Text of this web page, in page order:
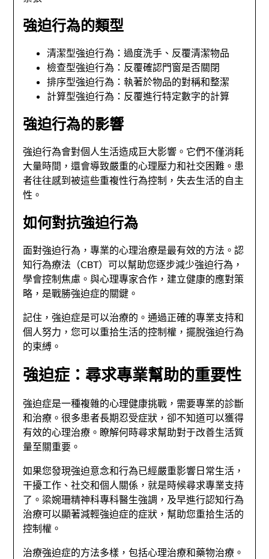
強迫行為的類型
清潔型強迫行為：過度洗手、反覆清潔物品
檢查型強迫行為：反覆確認門窗是否關閉
排序型強迫行為：執著於物品的對稱和整潔
計算型強迫行為：反覆進行特定數字的計算
強迫行為的影響
強迫行為會對個人生活造成巨大影響。它們不僅消耗
大量時間，還會導致嚴重的心理壓力和社交困難。患
者往往感到被這些重複性行為控制，失去生活的自主
性。
如何對抗強迫行為
面對強迫行為，專業的心理治療是最有效的方法。認
知行為療法（CBT）可以幫助您逐步減少強迫行為，
學會控制焦慮。與心理專家合作，建立健康的應對策
略，是戰勝強迫症的關鍵。
記住，強迫症是可以治療的。通過正確的專業支持和
個人努力，您可以重拾生活的控制權，擺脫強迫行為
的束縛。
強迫症：尋求專業幫助的重要性
強迫症是一種複雜的心理健康挑戰，需要專業的診斷
和治療。很多患者長期忍受症狀，卻不知道可以獲得
有效的心理治療。瞭解何時尋求幫助對于改善生活質
量至關重要。
如果您發現強迫意念和行為已經嚴重影響日常生活，
干擾工作、社交和個人關係，就是時候尋求專業支持
了。梁婉珊精神科專科醫生強調，及早進行認知行為
治療可以顯著減輕強迫症的症狀，幫助您重拾生活的
控制權。
治療強迫症的方法多樣，包括心理治療和藥物治療。